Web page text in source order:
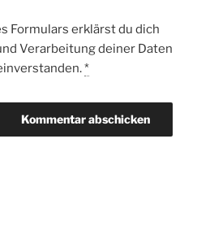
Formulars erklärst du dich
Verarbeitung deiner Daten
*